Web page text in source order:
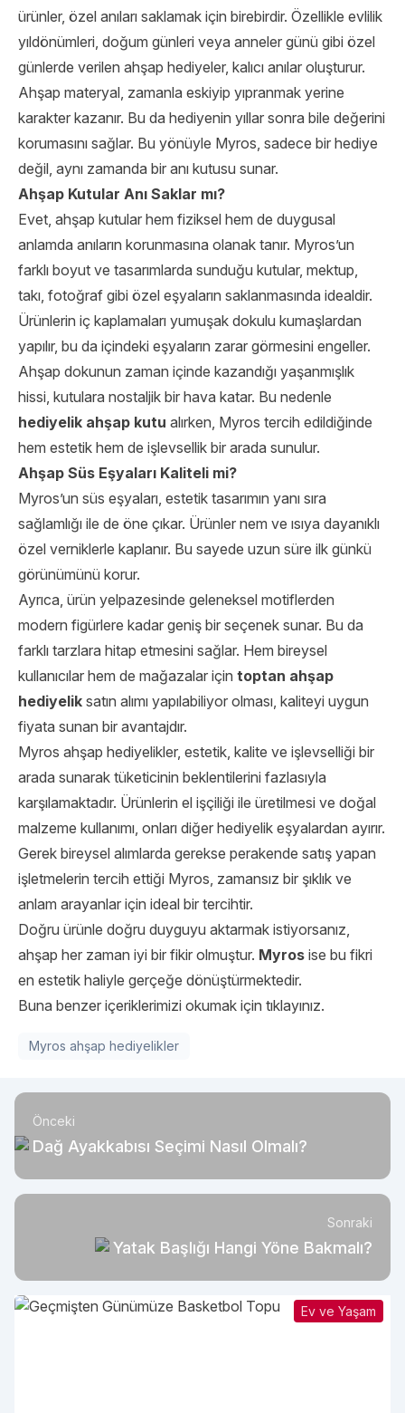
ürünler, özel anıları saklamak için birebirdir. Özellikle evlilik
yıldönümleri, doğum günleri veya anneler günü gibi özel
günlerde verilen ahşap hediyeler, kalıcı anılar oluşturur.
Ahşap materyal, zamanla eskiyip yıpranmak yerine
karakter kazanır. Bu da hediyenin yıllar sonra bile değerini
korumasını sağlar. Bu yönüyle Myros, sadece bir hediye
değil, aynı zamanda bir anı kutusu sunar.
Ahşap Kutular Anı Saklar mı?
Evet, ahşap kutular hem fiziksel hem de duygusal
anlamda anıların korunmasına olanak tanır. Myros’un
farklı boyut ve tasarımlarda sunduğu kutular, mektup,
takı, fotoğraf gibi özel eşyaların saklanmasında idealdir.
Ürünlerin iç kaplamaları yumuşak dokulu kumaşlardan
yapılır, bu da içindeki eşyaların zarar görmesini engeller.
Ahşap dokunun zaman içinde kazandığı yaşanmışlık
hissi, kutulara nostaljik bir hava katar. Bu nedenle
hediyelik ahşap kutu alırken, Myros tercih edildiğinde
hem estetik hem de işlevsellik bir arada sunulur.
Ahşap Süs Eşyaları Kaliteli mi?
Myros’un süs eşyaları, estetik tasarımın yanı sıra
sağlamlığı ile de öne çıkar. Ürünler nem ve ısıya dayanıklı
özel verniklerle kaplanır. Bu sayede uzun süre ilk günkü
görünümünü korur.
Ayrıca, ürün yelpazesinde geleneksel motiflerden
modern figürlere kadar geniş bir seçenek sunar. Bu da
farklı tarzlara hitap etmesini sağlar. Hem bireysel
kullanıcılar hem de mağazalar için toptan ahşap
hediyelik satın alımı yapılabiliyor olması, kaliteyi uygun
fiyata sunan bir avantajdır.
Myros ahşap hediyelikler, estetik, kalite ve işlevselliği bir
arada sunarak tüketicinin beklentilerini fazlasıyla
karşılamaktadır. Ürünlerin el işçiliği ile üretilmesi ve doğal
malzeme kullanımı, onları diğer hediyelik eşyalardan ayırır.
Gerek bireysel alımlarda gerekse perakende satış yapan
işletmelerin tercih ettiği Myros, zamansız bir şıklık ve
anlam arayanlar için ideal bir tercihtir.
Doğru ürünle doğru duyguyu aktarmak istiyorsanız,
ahşap her zaman iyi bir fikir olmuştur. Myros ise bu fikri
en estetik haliyle gerçeğe dönüştürmektedir.
Buna benzer içeriklerimizi okumak için tıklayınız.
Myros ahşap hediyelikler
Önceki
Dağ Ayakkabısı Seçimi Nasıl Olmalı?
Sonraki
Yatak Başlığı Hangi Yöne Bakmalı?
Ev ve Yaşam